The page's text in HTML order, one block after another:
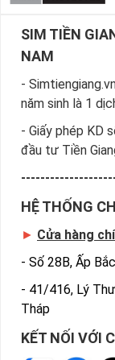
SIM TIỀN
NAM
-
năm sinh là 1
- Giấy phép KD
đầu tư Tiền
HỆ THỐNG
► Cửa hàng
- Số 28B, Ấp
- 41/416, Lý
Tháp
KẾT NỐI VỚI